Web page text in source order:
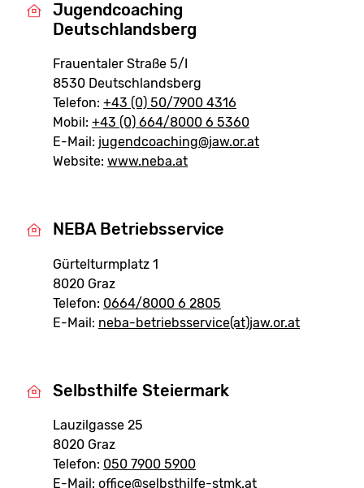
Jugendcoaching
Deutschlandsberg
Frauentaler Straße 5/I
8530 Deutschlandsberg
Telefon: +43 (0) 50/7900 4316
Mobil: +43 (0) 664/8000 6 5360
E-Mail: jugendcoaching@jaw.or.at
Website: www.neba.at
NEBA Betriebsservice
Gürtelturmplatz 1
8020 Graz
Telefon: 0664/8000 6 2805
E-Mail: neba-betriebsservice(at)jaw.or.at
Selbsthilfe Steiermark
Lauzilgasse 25
8020 Graz
Telefon: 050 7900 5900
E-Mail: office@selbsthilfe-stmk.at